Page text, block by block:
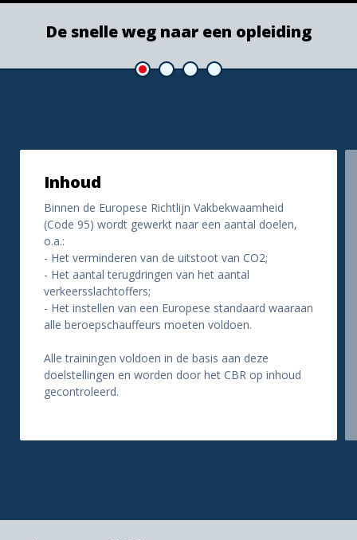
De snelle weg naar een opleiding
Inhoud
Binnen de Europese Richtlijn Vakbekwaamheid
(Code 95) wordt gewerkt naar een aantal doelen,
o.a.:
- Het verminderen van de uitstoot van CO2;
- Het aantal terugdringen van het aantal
verkeersslachtoffers;
- Het instellen van een Europese standaard waaraan
alle beroepschauffeurs moeten voldoen.
Alle trainingen voldoen in de basis aan deze
doelstellingen en worden door het CBR op inhoud
gecontroleerd.